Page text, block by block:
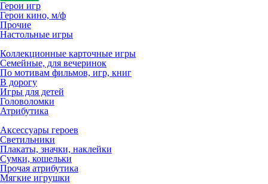
Герои игр
Герои кино, м/ф
Прочие
Настольные игры
Коллекционные карточные игры
Семейные, для вечеринок
По мотивам фильмов, игр, книг
В дорогу
Игры для детей
Головоломки
Атрибутика
Аксессуары героев
Светильники
Плакаты, значки, наклейки
Сумки, кошельки
Прочая атрибутика
Мягкие игрушки